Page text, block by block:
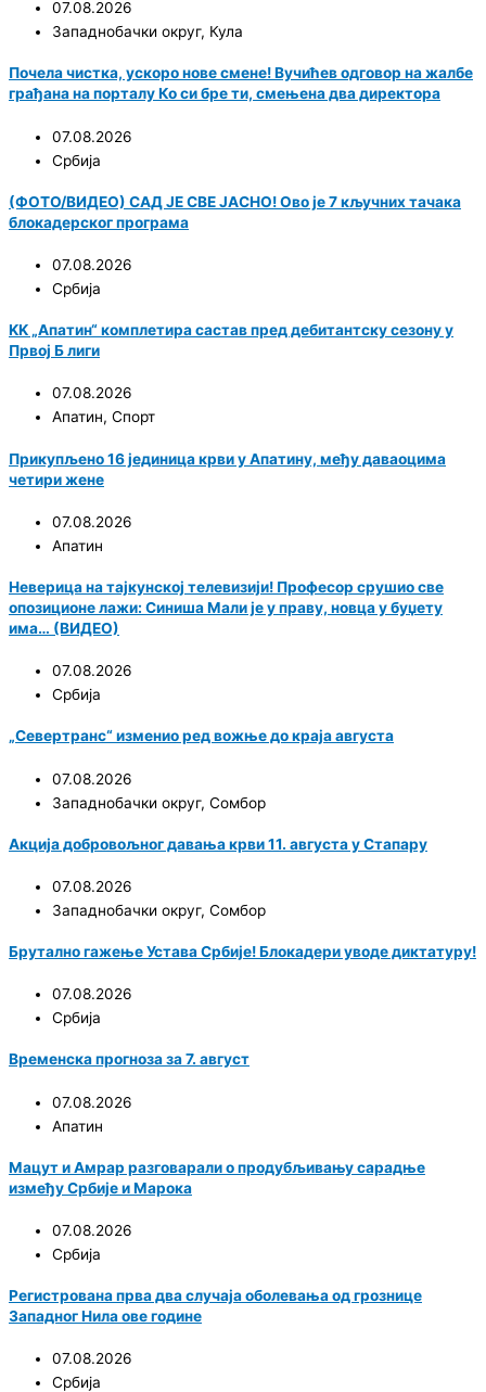
07.08.2026
Западнобачки округ, Кула
Почела чистка, ускоро нове смене! Вучићев одговор на жалбе
грађана на порталу Ко си бре ти, смењена два директора
07.08.2026
Србија
(ФОТО/ВИДЕО) САД ЈЕ СВЕ ЈАСНО! Ово је 7 кључних тачака
блокадерског програма
07.08.2026
Србија
KK „Апатин“ комплетира састав пред дебитантску сезону у
Првој Б лиги
07.08.2026
Апатин, Спорт
Прикупљено 16 јединица крви у Апатину, међу даваоцима
четири жене
07.08.2026
Апатин
Неверица на тајкунској телевизији! Професор срушио све
опозиционе лажи: Синиша Мали је у праву, новца у буџету
има… (ВИДЕО)
07.08.2026
Србија
„Севертранс“ изменио ред вожње до краја августа
07.08.2026
Западнобачки округ, Сомбор
Акција добровољног давања крви 11. августа у Стапару
07.08.2026
Западнобачки округ, Сомбор
Брутално гажење Устава Србије! Блокадери уводе диктатуру!
07.08.2026
Србија
Временска прогноза за 7. август
07.08.2026
Апатин
Мацут и Амрар разговарали о продубљивању сарадње
између Србије и Марока
07.08.2026
Србија
Регистрована прва два случаја оболевања од грознице
Западног Нила ове године
07.08.2026
Србија